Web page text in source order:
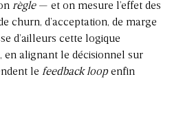
règle— et on mesure l’effet des
churn, d’acceptation, de marge
d’ailleurs cette logique
en alignant le décisionnel sur
le feedback loopenfin